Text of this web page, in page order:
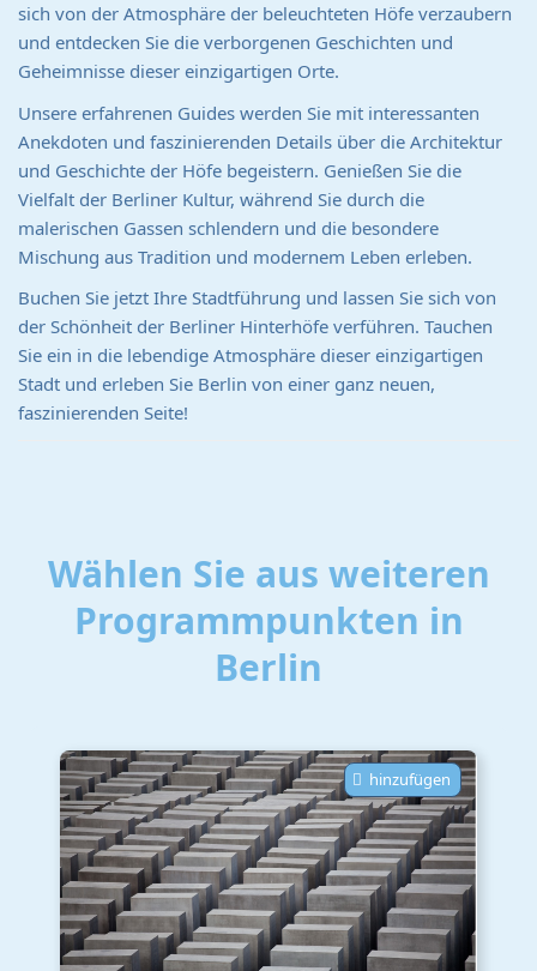
sich von der Atmosphäre der beleuchteten Höfe verzaubern
und entdecken Sie die verborgenen Geschichten und
Geheimnisse dieser einzigartigen Orte.
Unsere erfahrenen Guides werden Sie mit interessanten
Anekdoten und faszinierenden Details über die Architektur
und Geschichte der Höfe begeistern. Genießen Sie die
Vielfalt der Berliner Kultur, während Sie durch die
malerischen Gassen schlendern und die besondere
Mischung aus Tradition und modernem Leben erleben.
Buchen Sie jetzt Ihre Stadtführung und lassen Sie sich von
der Schönheit der Berliner Hinterhöfe verführen. Tauchen
Sie ein in die lebendige Atmosphäre dieser einzigartigen
Stadt und erleben Sie Berlin von einer ganz neuen,
faszinierenden Seite!
Wählen Sie aus weiteren
Programmpunkten in
Berlin
hinzufügen